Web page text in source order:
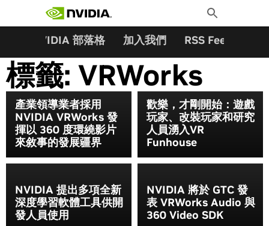
Toggle
Search
NVIDIA 部落格 加入我們 RSS Feeds
標籤: VRWorks
產業領導業者採用
NVIDIA VRWorks 發
揮以 360 度環繞影片
來敘事的發展疆界
歡樂，才剛開始：遊戲
玩家、改裝玩家和研究
人員湧入VR
Funhouse
NVIDIA 提出多項全新
深度學習軟體工具供開
發人員使用
NVIDIA 將於 GTC 發
表 VRWorks Audio 與
360 Video SDK